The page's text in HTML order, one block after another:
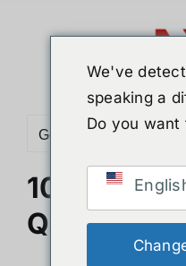
Go to...
10เกมส์ใหม่
Quest 3 ปี
We've
speaking a
Do you want